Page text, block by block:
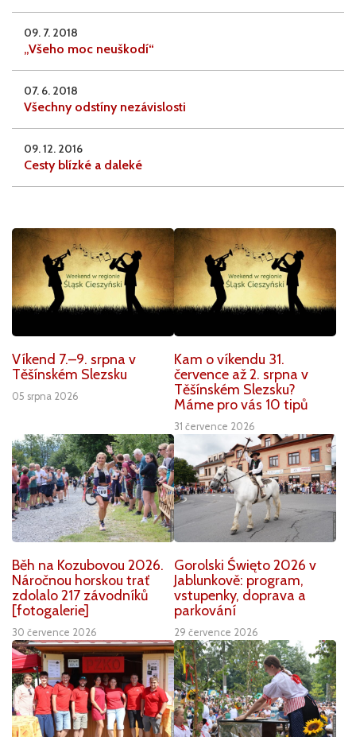
09. 7. 2018
„Všeho moc neuškodí“
07. 6. 2018
Všechny odstíny nezávislosti
09. 12. 2016
Cesty blízké a daleké
Víkend 7.–9. srpna v
Těšínském Slezsku
05 srpna 2026
Kam o víkendu 31.
července až 2. srpna v
Těšínském Slezsku?
Máme pro vás 10 tipů
31 července 2026
Běh na Kozubovou 2026.
Náročnou horskou trať
zdolalo 217 závodníků
[fotogalerie]
30 července 2026
Gorolski Święto 2026 v
Jablunkově: program,
vstupenky, doprava a
parkování
29 července 2026